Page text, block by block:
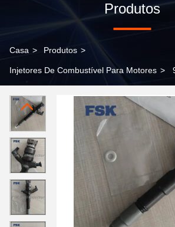
Produtos
Casa > Produtos >
Injetores De Combustível Para Motores >
Toyota Hilux